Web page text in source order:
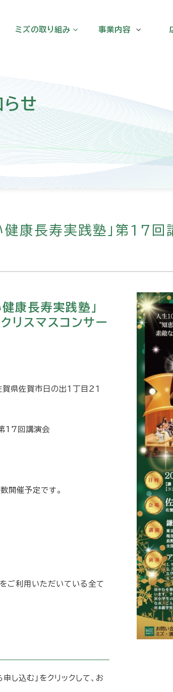
リ
ミズの取り組み
地域の健康増進に向けた連携
事業内容
みずがいえ
MIZ COSME
漢方みず堂
せ
健康長寿実践塾」第17
康長寿実践塾」
スマスコンサー
県佐賀市日の出１丁目２１
17回講演会
開催予定です。
ご利用いただいている全て
し込む」をクリックして、お